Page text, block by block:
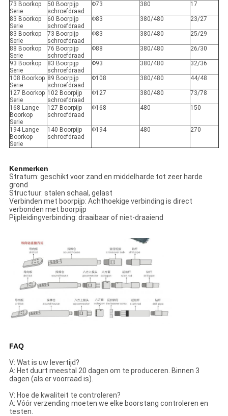
73 Boorkop
Serie
50 Boorpijp
schroefdraad
Φ73 380 17
83 Boorkop
Serie
60 Boorpijp
schroefdraad
Φ83 380/480 23/27
83 Boorkop
Serie
73 Boorpijp
schroefdraad
Φ83 380/480 25/29
88 Boorkop
Serie
76 Boorpijp
schroefdraad
Φ88 380/480 26/30
93 Boorkop
Serie
83 Boorpijp
schroefdraad
Φ93 380/480 32/36
108 Boorkop
Serie
89 Boorpijp
schroefdraad
Φ108 380/480 44/48
127 Boorkop
Serie
102 Boorpijp
schroefdraad
Φ127 380/480 73/78
168 Lange
Boorkop
Serie
127 Boorpijp
schroefdraad
Φ168 480 150
194 Lange
Boorkop
Serie
140 Boorpijp
schroefdraad
Φ194 480 270
Kenmerken
Stratum: geschikt voor zand en middelharde tot zeer harde
grond
Structuur: stalen schaal, gelast
Verbinden met boorpijp: Achthoekige verbinding is direct
verbonden met boorpijp
Pijpleidingverbinding: draaibaar of niet-draaiend
FAQ
V: Wat is uw levertijd?
A: Het duurt meestal 20 dagen om te produceren. Binnen 3
dagen (als er voorraad is).
V: Hoe de kwaliteit te controleren?
A: Vóór verzending moeten we elke boorstang controleren en
testen.